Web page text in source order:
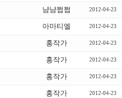
냠냠쩝쩝 2012-04-23
아마티엘 2012-04-23
홍작가 2012-04-23
홍작가 2012-04-23
홍작가 2012-04-23
홍작가 2012-04-23